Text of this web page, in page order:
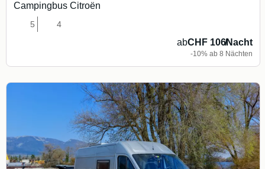
Campingbus Citroën
5 4
abCHF 106/Nacht
-10% ab 8 Nächten